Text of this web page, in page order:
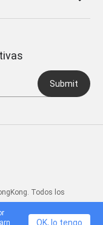
Submit
Todos los
OK, lo tengo